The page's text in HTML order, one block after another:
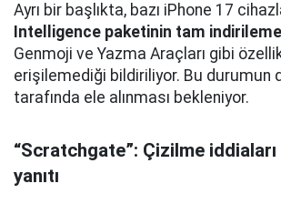
Ayrı bir başlıkta, bazı iPhone 17
Intelligence paketinin tam
Genmoji ve Yazma Araçları gibi
erişilemediği bildiriliyor. Bu durumun
tarafında ele alınması bekleniyor.
“Scratchgate”: Çizilme iddiaları
yanıtı